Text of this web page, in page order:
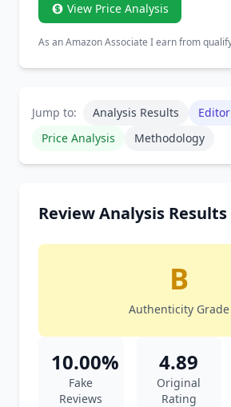
View Price Analysis
As an Amazon Associate I earn from
Jump to: Analysis Results
Price Analysis
Methodology
Review Analysis Results
B
Authenticity Grade
10.00%
Fake
Reviews
4.89
Original
Rating